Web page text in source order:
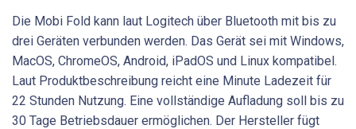
Die Mobi Fold kann laut Logitech über Bluetooth mit bis zu
drei Geräten verbunden werden. Das Gerät sei mit Windows,
MacOS, ChromeOS, Android, iPadOS und Linux kompatibel.
Laut Produktbeschreibung reicht eine Minute Ladezeit für
22 Stunden Nutzung. Eine vollständige Aufladung soll bis zu
30 Tage Betriebsdauer ermöglichen. Der Hersteller fügt